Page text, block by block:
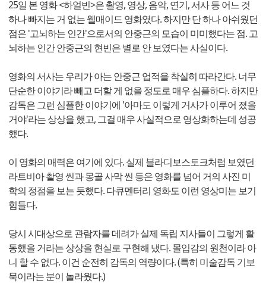
25일 본 영화 <하얼빈>은 촬영, 영상, 음악, 연기, 서사 등 어느 것
하나 빠지는 거 없는 웰매이드 영화였다. 하지만 단 하나 아쉬웠던
점은 '고뇌하는 인간'으로서의 안중근의 모습이 미미했다는 점. 고
뇌하는 인간 안중근의 현빈은 별로 안 보였다는 사실이다.
영화의 서사는 우리가 아는 안중근 업적을 착실히 따라간다. 너무
단순한 이야기라 빼고 더할 게 없을 정도로 매우 심플하다. 하지만
감독은 그런 심플한 이야기에 '아마도 이렇게 거사가 이루어 졌을
거야'라는 상상을 했고, 그걸 매우 사실적으로 영상화하는데 성공
했다.
이 영화의 매력은 여기에 있다. 실제 블라디보스토크처럼 보였던
라트비아 촬영 씬과 몽골 사막 씬 등은 영화를 넘어 거의 사진 미
학의 정점을 보는 듯했다. 다큐멘터리 영화도 이런 영상미는 보기
힘들다.
당시 시대상으로 관람자를 데려가 실제 독립 지사들이 그렇게 활
동했을 거라는 상상을 현실로 구현해 냈다. 몰입감의 원천이라 아
니 할 수 없다. 이건 순전히 감독의 역량이다. (특히 미술감독 기보
묵이라는 분이 놀라웠다.)